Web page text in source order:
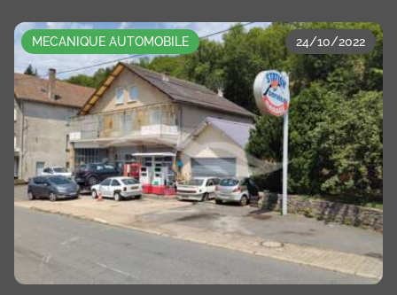
MECANIQUE AUTOMOBILE 24/10/2022